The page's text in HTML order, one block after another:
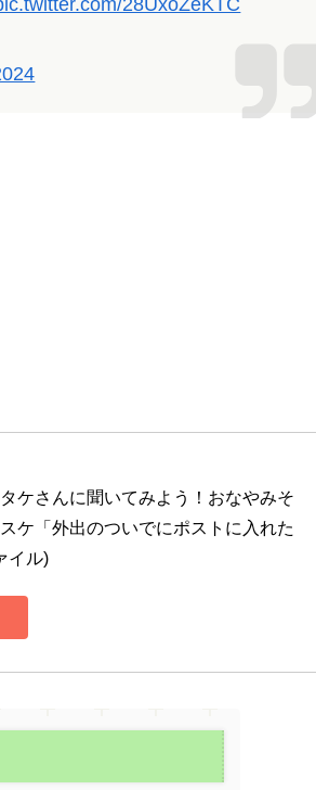
ケさんに聞いてみよう！おなやみそ
ケ「外出のついでにポストに入れた
イル)